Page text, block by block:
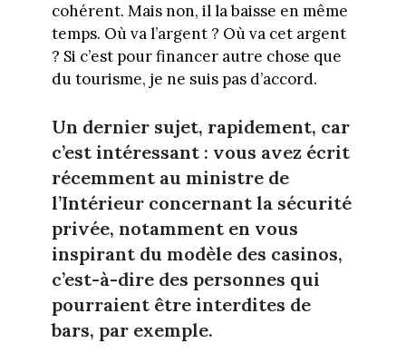
cohérent. Mais non, il la baisse en même
temps. Où va l’argent ? Où va cet argent
? Si c’est pour financer autre chose que
du tourisme, je ne suis pas d’accord.
Un dernier sujet, rapidement, car
c’est intéressant : vous avez écrit
récemment au ministre de
l’Intérieur concernant la sécurité
privée, notamment en vous
inspirant du modèle des casinos,
c’est-à-dire des personnes qui
pourraient être interdites de
bars, par exemple.